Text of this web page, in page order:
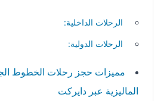
الرحلات الداخلية:
الرحلات الدولية:
مميزات حجز رحلات الخطوط الجوية
الماليزية عبر دايركت